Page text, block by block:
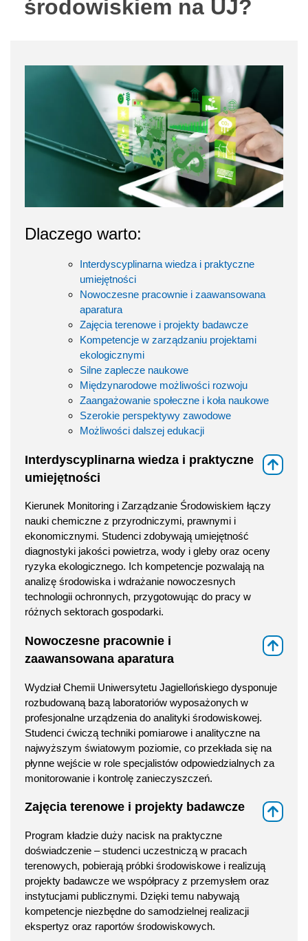
środowiskiem na UJ?
Dlaczego warto:
Interdyscyplinarna wiedza i praktyczne
umiejętności
Nowoczesne pracownie i zaawansowana
aparatura
Zajęcia terenowe i projekty badawcze
Kompetencje w zarządzaniu projektami
ekologicznymi
Silne zaplecze naukowe
Międzynarodowe możliwości rozwoju
Zaangażowanie społeczne i koła naukowe
Szerokie perspektywy zawodowe
Możliwości dalszej edukacji
Interdyscyplinarna wiedza i praktyczne
umiejętności
Kierunek Monitoring i Zarządzanie Środowiskiem łączy
nauki chemiczne z przyrodniczymi, prawnymi i
ekonomicznymi. Studenci zdobywają umiejętność
diagnostyki jakości powietrza, wody i gleby oraz oceny
ryzyka ekologicznego. Ich kompetencje pozwalają na
analizę środowiska i wdrażanie nowoczesnych
technologii ochronnych, przygotowując do pracy w
różnych sektorach gospodarki.
Nowoczesne pracownie i
zaawansowana aparatura
Wydział Chemii Uniwersytetu Jagiellońskiego dysponuje
rozbudowaną bazą laboratoriów wyposażonych w
profesjonalne urządzenia do analityki środowiskowej.
Studenci ćwiczą techniki pomiarowe i analityczne na
najwyższym światowym poziomie, co przekłada się na
płynne wejście w role specjalistów odpowiedzialnych za
monitorowanie i kontrolę zanieczyszczeń.
Zajęcia terenowe i projekty badawcze
Program kładzie duży nacisk na praktyczne
doświadczenie – studenci uczestniczą w pracach
terenowych, pobierają próbki środowiskowe i realizują
projekty badawcze we współpracy z przemysłem oraz
instytucjami publicznymi. Dzięki temu nabywają
kompetencje niezbędne do samodzielnej realizacji
ekspertyz oraz raportów środowiskowych.